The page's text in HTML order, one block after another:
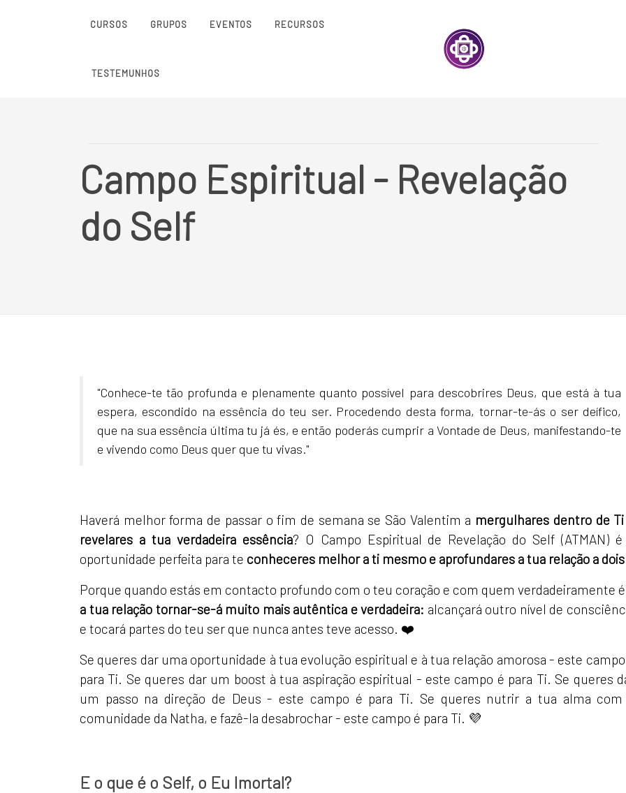
CURSOS GRUPOS EVENTOS RECURSOS
TESTEMUNHOS
Campo Espiritual - Revelação
do Self
"Conhece-te tão profunda e plenamente quanto possível para descobrires Deus, que está à tua
espera, escondido na essência do teu ser. Procedendo desta forma, tornar-te-ás o ser deífico,
que na sua essência última tu já és, e então poderás cumprir a Vontade de Deus, manifestando-te
e vivendo como Deus quer que tu vivas."
Haverá melhor forma de passar o fim de semana se São Valentim a mergulhares dentro de
revelares a tua verdadeira essência? O Campo Espiritual de Revelação do Self (ATMAN)
oportunidade perfeita para te conheceres melhor a ti mesmo e aprofundares a tua relação a dois
Porque quando estás em contacto profundo com o teu coração e com quem verdadeiramente
a tua relação tornar-se-á muito mais autêntica e verdadeira: alcançará outro nível de
e tocará partes do teu ser que nunca antes teve acesso. ❤️
Se queres dar uma oportunidade à tua evolução espiritual e à tua relação amorosa - este
para Ti. Se queres dar um boost à tua aspiração espiritual - este campo é para Ti. Se queres
um passo na direção de Deus - este campo é para Ti. Se queres nutrir a tua alma
comunidade da Natha, e fazê-la desabrochar - este campo é para Ti. 💜
E o que é o Self, o Eu Imortal?